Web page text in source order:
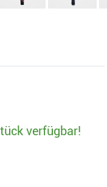
verfügbar!